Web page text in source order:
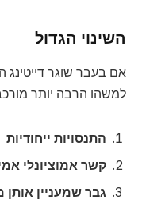
השינוי הגדול
אם בעבר שוגר דייטינג
למשהו הרבה יותר
התנסויות ייחודיות
קשר אמוציונלי
גבר שמעניין